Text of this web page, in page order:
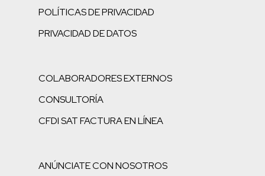
POLÍTICAS DE PRIVACIDAD
PRIVACIDAD DE DATOS
COLABORADORES EXTERNOS
CONSULTORÍA
CFDI SAT FACTURA EN LÍNEA
ANÚNCIATE CON NOSOTROS